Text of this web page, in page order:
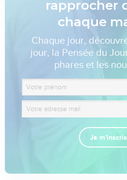
rapprocher
chaque
Chaque jour,
jour, la Pensée du
phares et les
Je m'inscris